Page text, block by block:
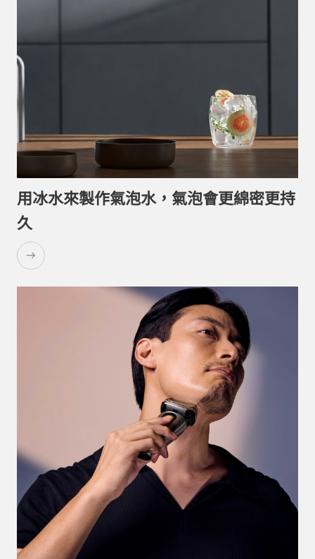
用冰水來製作氣泡水，氣泡會更綿密更持
久